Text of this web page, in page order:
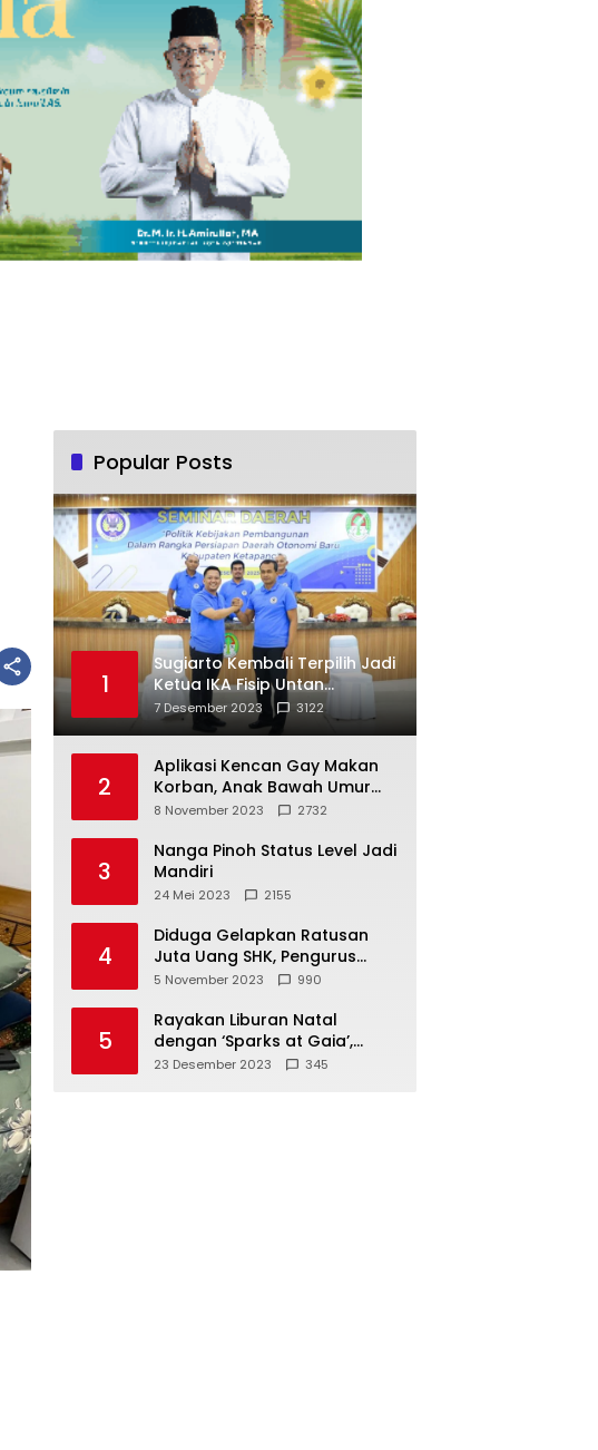
Popular Posts
1
Sugiarto Kembali Terpilih Jadi
Ketua IKA Fisip Untan
Ketapang
7 Desember 2023 3122
2
Aplikasi Kencan Gay Makan
Korban, Anak Bawah Umur
Jadi Korban Persetubuhan
8 November 2023 2732
3
Nanga Pinoh Status Level Jadi
Mandiri
24 Mei 2023 2155
4
Diduga Gelapkan Ratusan
Juta Uang SHK, Pengurus
Koperasi SUB Dilaporkan ke
5 November 2023 990
5
Rayakan Liburan Natal
dengan ‘Sparks at Gaia’,
Sajikan Tempat Foto Estetik
23 Desember 2023 345